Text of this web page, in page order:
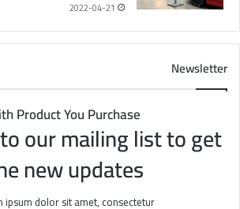
2022-04-21
Newsletter
Product You Purchase
our mailing list to get
new updates!
ipsum dolor sit amet, consectetur.